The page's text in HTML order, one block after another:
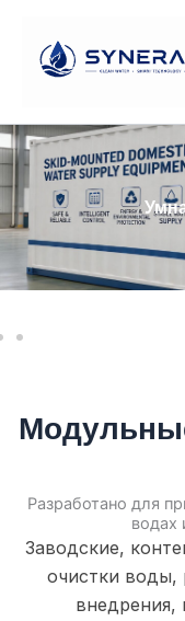
содержимому
Разработано для
водах
Заводские,
очистки воды,
внедрения,